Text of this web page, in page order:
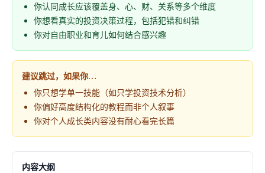
你认同成长应该覆盖身、心、财、关系等多个维度
你想看真实的投资决策过程，包括犯错和纠错
你对自由职业和育儿如何结合感兴趣
建议跳过，如果你…
你只想学单一技能（如只学投资技术分析）
你偏好高度结构化的教程而非个人叙事
你对个人成长类内容没有耐心看完长篇
内容大纲